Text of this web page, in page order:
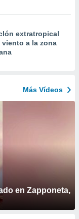
extratropical
a la zona
Más Vídeos
en Zapponeta,